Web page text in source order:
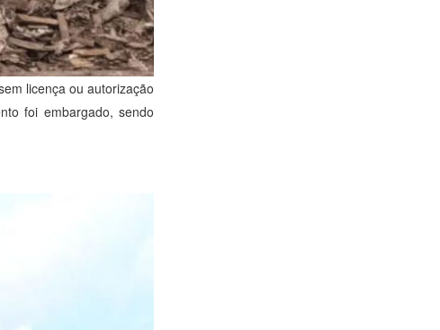
licença ou autorização
foi embargado, sendo